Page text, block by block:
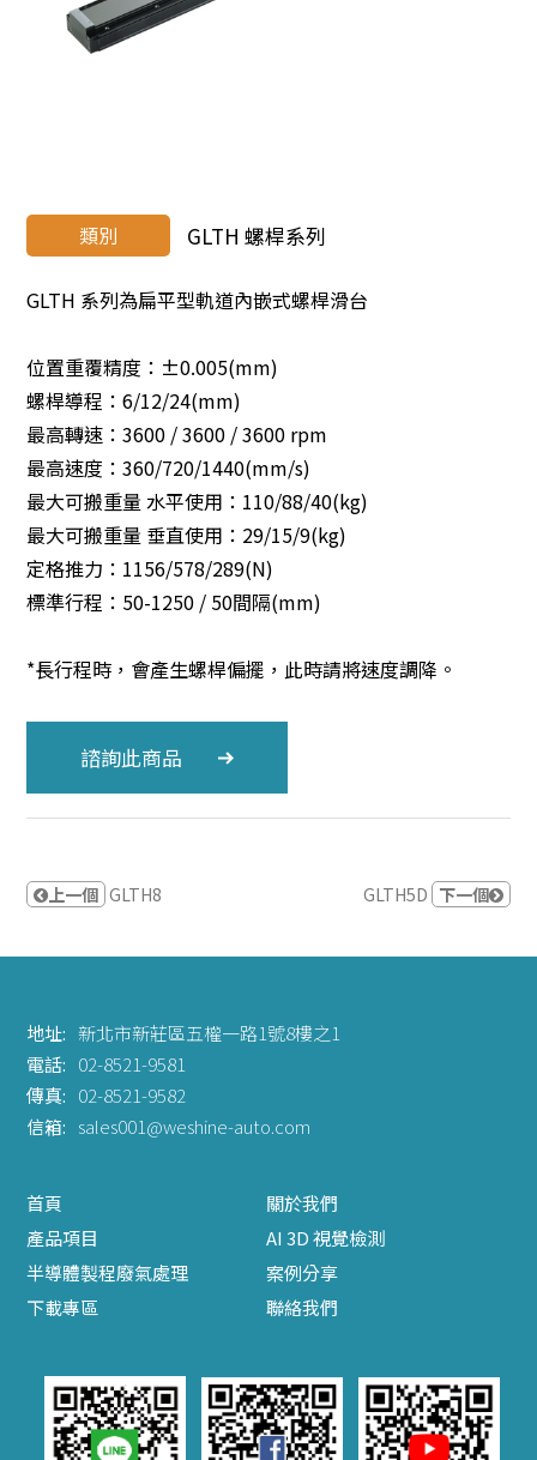
類別 GLTH 螺桿系列
GLTH 系列為扁平型軌道內嵌式螺桿滑台
位置重覆精度：±0.005(mm)
螺桿導程：6/12/24(mm)
最高轉速：3600 / 3600 / 3600 rpm
最高速度：360/720/1440(mm/s)
最大可搬重量 水平使用：110/88/40(kg)
最大可搬重量 垂直使用：29/15/9(kg)
定格推力：1156/578/289(N)
標準行程：50-1250 / 50間隔(mm)
*長行程時，會產生螺桿偏擺，此時請將速度調降。
諮詢此商品
上一個 GLTH8 GLTH5D 下一個
地址: 新北市新莊區五權一路1號8樓之1
電話: 02-8521-9581
傳真: 02-8521-9582
信箱: sales001@weshine-auto.com
首頁
關於我們
產品項目
AI 3D 視覺檢測
半導體製程廢氣處理
案例分享
下載專區
聯絡我們